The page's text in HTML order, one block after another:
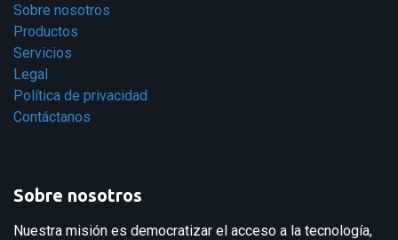
Sobre nosotros
Productos
Servicios
Legal
Política de privacidad
Contáctanos
Sobre nosotros
Nuestra misión es democratizar el acceso a la tecnología,